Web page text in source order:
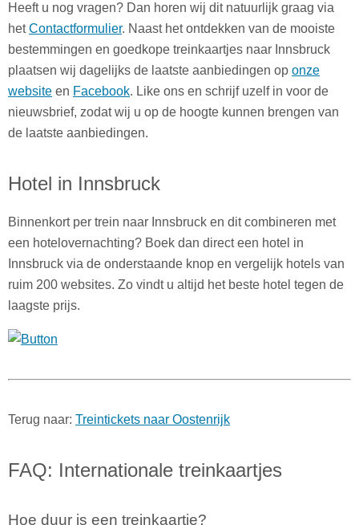
Heeft u nog vragen? Dan horen wij dit natuurlijk graag via
hetContactformulier. Naast het ontdekken van de mooiste
bestemmingen en goedkope treinkaartjes naar Innsbruck
plaatsen wij dagelijks de laatste aanbiedingen op onze
website en Facebook. Like ons en schrijf uzelf in voor de
nieuwsbrief, zodat wij u op de hoogte kunnen brengen van
de laatste aanbiedingen.
Hotel in Innsbruck
Binnenkort per trein naar Innsbruck en dit combineren met
een hotelovernachting? Boek dan direct een hotel in
Innsbruck via de onderstaande knop en vergelijk hotels van
ruim 200 websites. Zo vindt u altijd het beste hotel tegen de
laagste prijs.
Terug naar: Treintickets naar Oostenrijk
FAQ: Internationale treinkaartjes
Hoe duur is een treinkaartje?